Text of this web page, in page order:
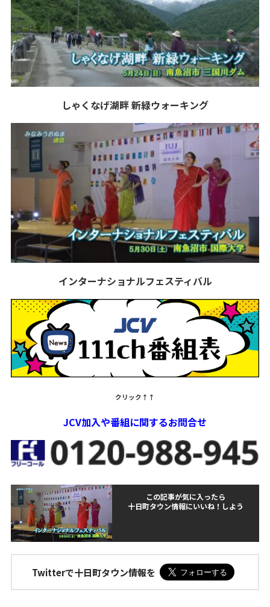
しゃくなげ湖畔 新緑ウォーキング
インターナショナルフェスティバル
クリック↑↑
JCV加入や番組に関するお問合せ
この記事が気に入ったら
十日町タウン情報にいいね！しよう
Twitterで十日町タウン情報を